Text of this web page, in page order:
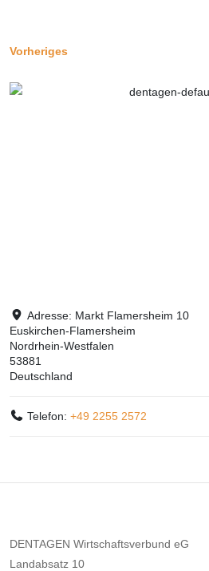
Vorheriges
Adresse: Markt Flamersheim 10
Euskirchen-Flamersheim
Nordrhein-Westfalen
53881
Deutschland
Telefon:+49 2255 2572
DENTAGEN Wirtschaftsverbund eG
Landabsatz 10